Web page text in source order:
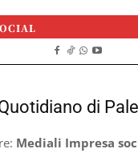
di
Mediali Impresa